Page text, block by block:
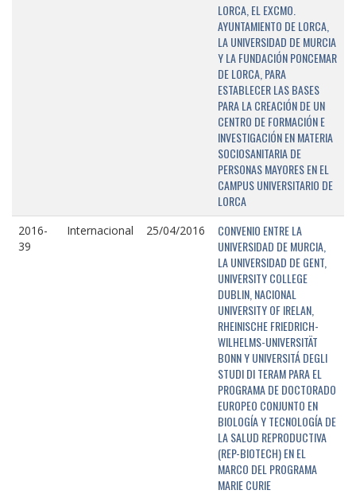
LORCA, EL EXCMO.
AYUNTAMIENTO DE LORCA,
LA UNIVERSIDAD DE MURCIA
Y LA FUNDACIÓN PONCEMAR
DE LORCA, PARA
ESTABLECER LAS BASES
PARA LA CREACIÓN DE UN
CENTRO DE FORMACIÓN E
INVESTIGACIÓN EN MATERIA
SOCIOSANITARIA DE
PERSONAS MAYORES EN EL
CAMPUS UNIVERSITARIO DE
LORCA
2016-
39
Internacional 25/04/2016
CONVENIO ENTRE LA
UNIVERSIDAD DE MURCIA,
LA UNIVERSIDAD DE GENT,
UNIVERSITY COLLEGE
DUBLIN, NACIONAL
UNIVERSITY OF IRELAN,
RHEINISCHE FRIEDRICH-
WILHELMS-UNIVERSITÄT
BONN Y UNIVERSITÁ DEGLI
STUDI DI TERAM PARA EL
PROGRAMA DE DOCTORADO
EUROPEO CONJUNTO EN
BIOLOGÍA Y TECNOLOGÍA DE
LA SALUD REPRODUCTIVA
(REP-BIOTECH) EN EL
MARCO DEL PROGRAMA
MARIE CURIE